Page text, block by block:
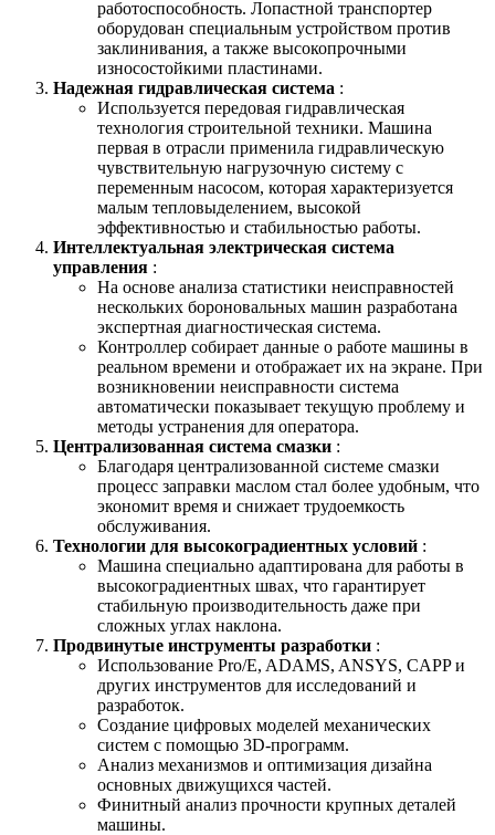
работоспособность. Лопастной транспортер
оборудован специальным устройством против
заклинивания, а также высокопрочными
износостойкими пластинами.
Надежная гидравлическая система :
Используется передовая гидравлическая
технология строительной техники. Машина
первая в отрасли применила гидравлическую
чувствительную нагрузочную систему с
переменным насосом, которая характеризуется
малым тепловыделением, высокой
эффективностью и стабильностью работы.
Интеллектуальная электрическая система
управления :
На основе анализа статистики неисправностей
нескольких бороновальных машин разработана
экспертная диагностическая система.
Контроллер собирает данные о работе машины в
реальном времени и отображает их на экране. При
возникновении неисправности система
автоматически показывает текущую проблему и
методы устранения для оператора.
Централизованная система смазки :
Благодаря централизованной системе смазки
процесс заправки маслом стал более удобным, что
экономит время и снижает трудоемкость
обслуживания.
Технологии для высокоградиентных условий :
Машина специально адаптирована для работы в
высокоградиентных швах, что гарантирует
стабильную производительность даже при
сложных углах наклона.
Продвинутые инструменты разработки :
Использование Pro/E, ADAMS, ANSYS, CAPP и
других инструментов для исследований и
разработок.
Создание цифровых моделей механических
систем с помощью 3D-программ.
Анализ механизмов и оптимизация дизайна
основных движущихся частей.
Финитный анализ прочности крупных деталей
машины.